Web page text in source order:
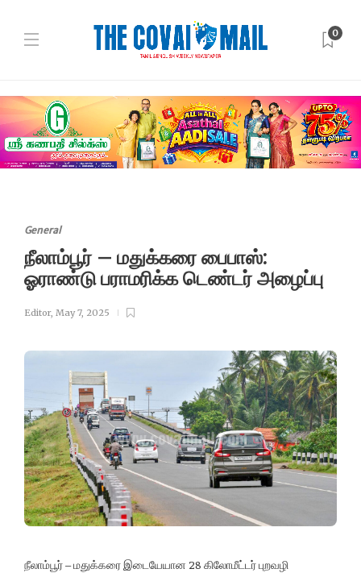
0
General
நீலாம்பூர் – மதுக்கரை பைபாஸ்:
ஓராண்டு பராமரிக்க டெண்டர் அழைப்பு
Editor, May 7, 2025
நீலாம்பூர் – மதுக்கரை இடையேயான 28 கிலோமீட்டர் புறவழி